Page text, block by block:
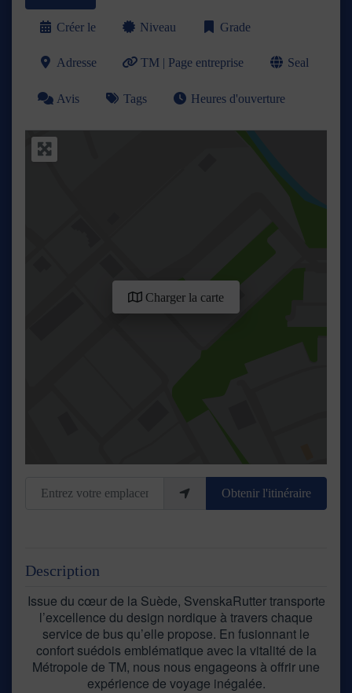
Créer le Niveau Grade
Adresse TM | Page entreprise Seal
Avis Tags Heures d'ouverture
Charger la carte
Obtenir l'itinéraire
Description
Issue du cœur de la Suède, SvenskaRutter transporte
l’excellence du design nordique à travers chaque
service de bus qu’elle propose. En fusionnant le
confort suédois emblématique avec la vitalité de la
Métropole de TM, nous nous engageons à offrir une
expérience de voyage inégalée.